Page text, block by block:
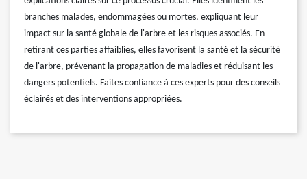
branches malades, endommagées ou mortes, expliquant leur
impact sur la santé globale de l'arbre et les risques associés. En
retirant ces parties affaiblies, elles favorisent la santé et la sécurité
de l'arbre, prévenant la propagation de maladies et réduisant les
dangers potentiels. Faites confiance à ces experts pour des conseils
éclairés et des interventions appropriées.